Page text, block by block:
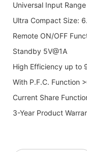
Universal Input
Ultra Compact Size:
Remote ON/OFF
Standby 5V@1A
High Efficiency up to
With P.F.C. Function
Current Share
3-Year Product